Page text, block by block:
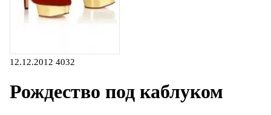
12.12.2012 4032
Рождество под каблуком